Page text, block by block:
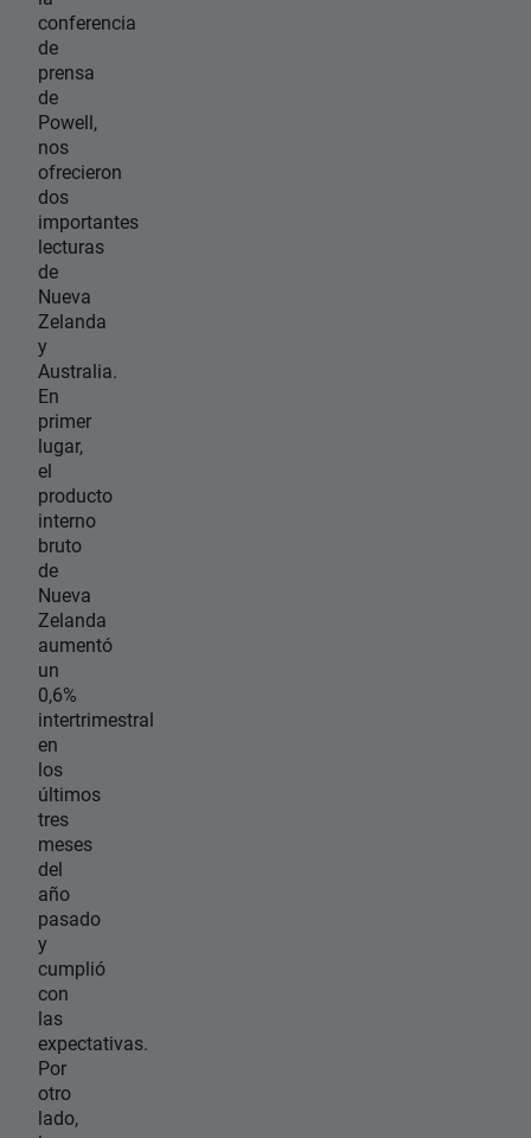
conferencia
de
prensa
de
Powell,
nos
ofrecieron
dos
importantes
lecturas
de
Nueva
Zelanda
y
Australia.
En
primer
lugar,
el
producto
interno
bruto
de
Nueva
Zelanda
aumentó
un
0,6%
intertrimestral
en
los
últimos
tres
meses
del
año
pasado
y
cumplió
con
las
expectativas.
Por
otro
lado,